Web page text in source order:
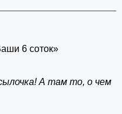
6 соток»
А там то, о чем